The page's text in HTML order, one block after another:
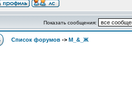
Показать сообщения:
Список форумов -> М_&_Ж